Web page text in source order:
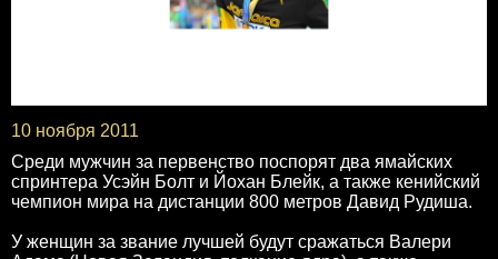
10 ноября 2011
Среди мужчин за первенство поспорят два ямайских
спринтера Усэйн Болт и Йохан Блейк, а также кенийский
чемпион мира на дистанции 800 метров Давид Рудиша.
У женщин за звание лучшей будут сражаться Валери